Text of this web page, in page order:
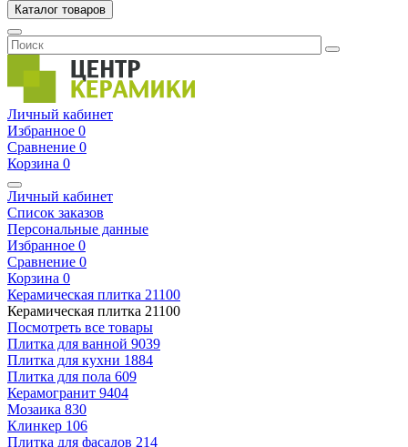
Каталог товаров
Личный кабинет
Избранное 0
Сравнение 0
Корзина 0
Личный кабинет
Список заказов
Персональные данные
Избранное 0
Сравнение 0
Корзина 0
Керамическая плитка 21100
Керамическая плитка 21100
Посмотреть все товары
Плитка для ванной 9039
Плитка для кухни 1884
Плитка для пола 609
Керамогранит 9404
Мозаика 830
Клинкер 106
Плитка для фасадов 214